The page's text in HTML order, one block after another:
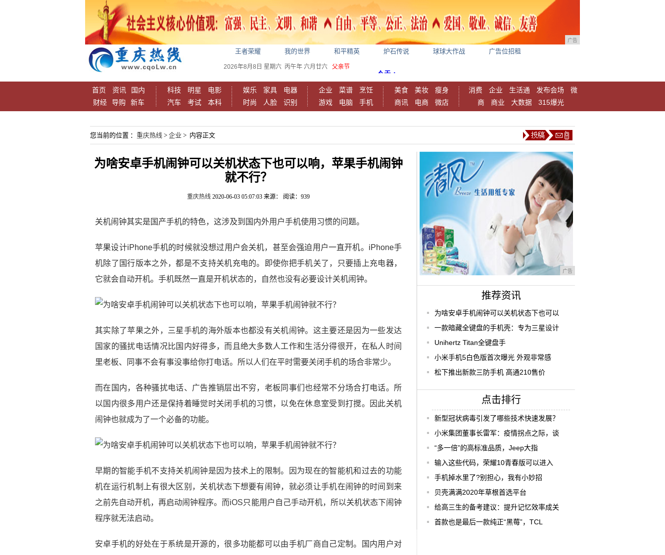
广告
王者荣耀 我的世界 和平精英 炉石传说 球球大作战 广告位招租
2026年8月8日 星期六 丙午年 六月廿六 父亲节
首页 资讯
国内
财经
导购 新车
科技 明星
电影
汽车
考试 本科
娱乐 家具
电器
时尚
人脸 识别
企业 菜谱
烹饪
游戏
电脑 手机
美食 美妆
瘦身
商讯
电商 微店
消费 企业 生活通 发布会场
微
商
商业 大数据 315爆光
您当前的位置 ： 重庆热线 > 企业 > 内容正文
为啥安卓手机闹钟可以关机状态下也可以响，苹果手机闹钟
就不行？
重庆热线 2020-06-03 05:07:03 来源： 阅读：939
关机闹钟其实是国产手机的特色，这涉及到国内外用户手机使用习惯的问题。
苹果设计iPhone手机的时候就没想过用户会关机，甚至会强迫用户一直开机。iPhone手
机除了国行版本之外，都是不支持关机充电的。即使你把手机关了，只要插上充电器，
它就会自动开机。手机既然一直是开机状态的，自然也没有必要设计关机闹钟。
其实除了苹果之外，三星手机的海外版本也都没有关机闹钟。这主要还是因为一些发达
国家的骚扰电话情况比国内好得多，而且绝大多数人工作和生活分得很开，在私人时间
里老板、同事不会有事没事给你打电话。所以人们在平时需要关闭手机的场合非常少。
而在国内，各种骚扰电话、广告推销层出不穷，老板同事们也经常不分场合打电话。所
以国内很多用户还是保持着睡觉时关闭手机的习惯，以免在休息室受到打搅。因此关机
闹钟也就成为了一个必备的功能。
早期的智能手机不支持关机闹钟是因为技术上的限制。因为现在的智能机和过去的功能
机在运行机制上有很大区别，关机状态下想要有闹钟，就必须让手机在闹钟的时间到来
之前先自动开机，再启动闹钟程序。而iOS只能用户自己手动开机，所以关机状态下闹钟
程序就无法启动。
安卓手机的好处在于系统是开源的，很多功能都可以由手机厂商自己定制。国内用户对
广告
推荐资讯
为啥安卓手机闹钟可以关机状态下也可以
一款暗藏全键盘的手机壳：专为三星设计
Unihertz Titan全键盘手
小米手机5白色版首次曝光 外观非常感
松下推出新款三防手机 高通210售价
点击排行
新型冠状病毒引发了哪些技术快速发展？
小米集团董事长雷军：疫情拐点之际，谈
“多一倍”的高标准品质，Jeep大指
输入这些代码，荣耀10青春版可以进入
手机掉水里了?别担心，我有小妙招
贝壳满满2020年草根首选平台
给高三生的备考建议：提升记忆效率成关
首款也是最后一款纯正“黑莓”，TCL